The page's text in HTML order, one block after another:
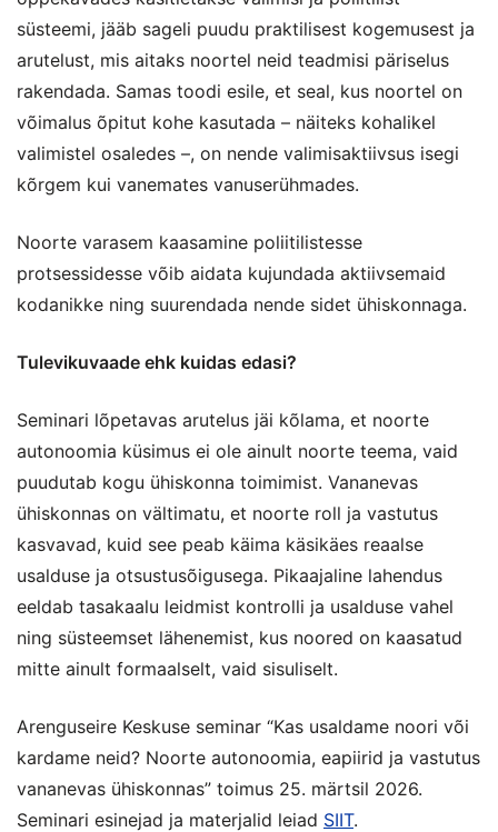
süsteemi, jääb sageli puudu praktilisest kogemusest ja
arutelust, mis aitaks noortel neid teadmisi päriselus
rakendada. Samas toodi esile, et seal, kus noortel on
võimalus õpitut kohe kasutada – näiteks kohalikel
valimistel osaledes –, on nende valimisaktiivsus isegi
kõrgem kui vanemates vanuserühmades.
Noorte varasem kaasamine poliitilistesse
protsessidesse võib aidata kujundada aktiivsemaid
kodanikke ning suurendada nende sidet ühiskonnaga.
Tulevikuvaade ehk kuidas edasi?
Seminari lõpetavas arutelus jäi kõlama, et noorte
autonoomia küsimus ei ole ainult noorte teema, vaid
puudutab kogu ühiskonna toimimist. Vananevas
ühiskonnas on vältimatu, et noorte roll ja vastutus
kasvavad, kuid see peab käima käsikäes reaalse
usalduse ja otsustusõigusega. Pikaajaline lahendus
eeldab tasakaalu leidmist kontrolli ja usalduse vahel
ning süsteemset lähenemist, kus noored on kaasatud
mitte ainult formaalselt, vaid sisuliselt.
Arenguseire Keskuse seminar “Kas usaldame noori või
kardame neid? Noorte autonoomia, eapiirid ja vastutus
vananevas ühiskonnas” toimus 25. märtsil 2026.
Seminari esinejad ja materjalid leiad SIIT.